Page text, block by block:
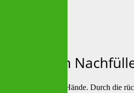
und pflegt die Hände. Durch die